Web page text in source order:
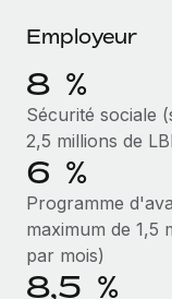
Simplifiez vos
Remote
Gardez un
matière de
Gestion des
Achetez et
dans le monde
Comment
ses effectifs
Weaviate en bref
source et AI-first.
En savoir plus
Voir toutes les
BLOG
Paie multipays
Gestion des
Taxes
Employeur
8 %
Sécurité sociale
2,5 millions de
6 %
Programme
maximum de 1,5
par mois)
8,5 %